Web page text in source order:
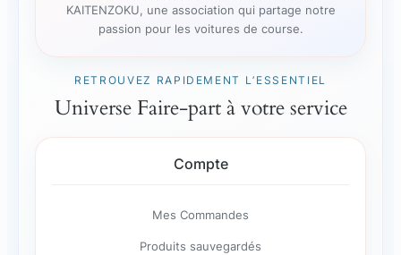
KAITENZOKU, une association qui partage notre
passion pour les voitures de course.
RETROUVEZ RAPIDEMENT L’ESSENTIEL
Universe Faire-part à votre service
Compte
Mes Commandes
Produits sauvegardés